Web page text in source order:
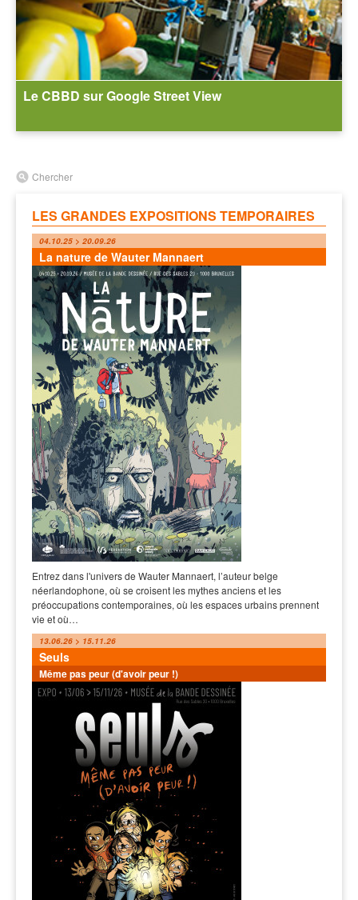
Le CBBD sur Google Street View
Chercher
LES GRANDES EXPOSITIONS TEMPORAIRES
04.10.25 > 20.09.26
La nature de Wauter Mannaert
Entrez dans l'univers de Wauter Mannaert, l’auteur belge
néerlandophone, où se croisent les mythes anciens et les
préoccupations contemporaines, où les espaces urbains prennent
vie et où…
13.06.26 > 15.11.26
Seuls
Même pas peur (d'avoir peur !)